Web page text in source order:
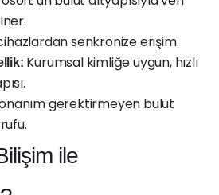
senkronize erişim.
Kurumsal kimliğe uygun, hızlı
gerektirmeyen bulut
ile